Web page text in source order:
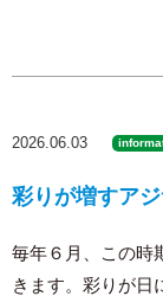
2026.06.03
彩りが増すア
毎年６月、この時
きます。彩りが日